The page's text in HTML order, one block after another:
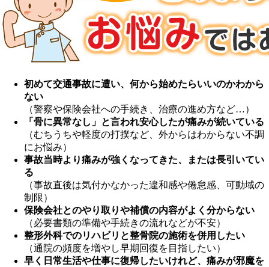
初めて交通事故に遭い、何から始めたらいいのかわから
ない
（警察や保険会社への手続き、治療の進め方など…）
「骨に異常なし」と言われ安心したが痛みが続いている
（むちうちや軽度の打撲など、外からはわからない不調
にお悩み）
事故当時より痛みが強くなってきた、または長引いてい
る
（事故直後は気付かなかった違和感や倦怠感、可動域の
制限）
保険会社とのやり取りや補償の内容がよく分からない
（必要書類の準備や手続きの流れなどが不安）
整形外科でのリハビリと整骨院の施術を併用したい
（通院の頻度を増やし早期回復を目指したい）
早く日常生活や仕事に復帰したいけれど、痛みが邪魔を